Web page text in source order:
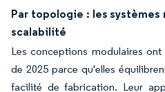
Par topologie : les
scalabilité
Les conceptions modulaires
de 2025 parce qu'elles
facilité de fabrication. Leur